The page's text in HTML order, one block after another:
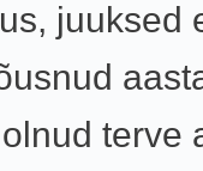
juuksed
terve